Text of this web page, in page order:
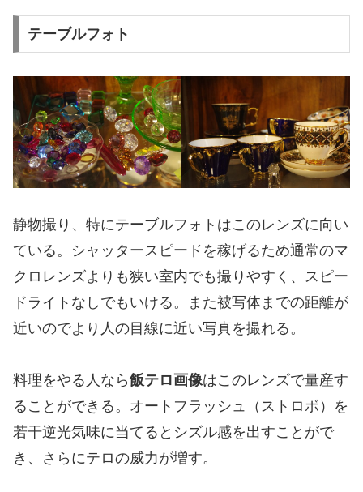
テーブルフォト
静物撮り、特にテーブルフォトはこのレンズに向い
ている。シャッタースピードを稼げるため通常のマ
クロレンズよりも狭い室内でも撮りやすく、スピー
ドライトなしでもいける。また被写体までの距離が
近いのでより人の目線に近い写真を撮れる。
料理をやる人なら飯テロ画像はこのレンズで量産す
ることができる。オートフラッシュ（ストロボ）を
若干逆光気味に当てるとシズル感を出すことがで
き、さらにテロの威力が増す。